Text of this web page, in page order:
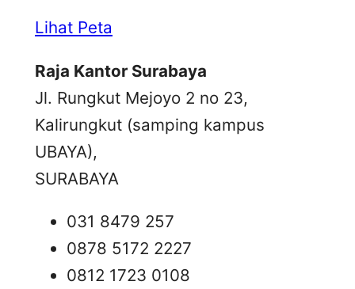
Lihat Peta
Raja Kantor Surabaya
Jl. Rungkut Mejoyo 2 no 23,
Kalirungkut (samping kampus
UBAYA),
SURABAYA
031 8479 257
0878 5172 2227
0812 1723 0108